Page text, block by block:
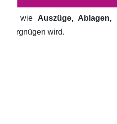
wie Auszüge, Ablagen,
Vergnügen wird.